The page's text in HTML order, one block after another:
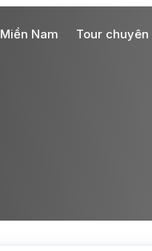
Miền Nam Tour chuyên